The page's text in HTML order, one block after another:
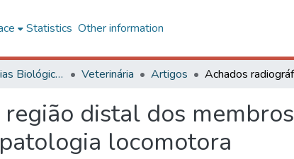
Statistics Other information
Centro de Ciências Biológicas e da Saúde Veterinária Artigos
distal dos
locomotora